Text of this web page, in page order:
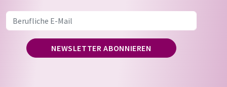
NEWSLETTER ABONNIEREN